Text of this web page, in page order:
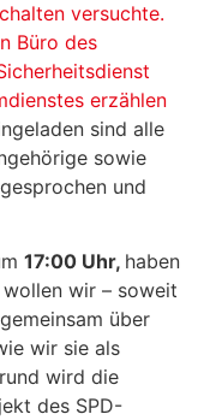
versuchte.
Büro des
erzählen
sind alle
sowie
und
17:00 Uhr, haben
wir – soweit
über
wir sie als
wird die
des SPD-